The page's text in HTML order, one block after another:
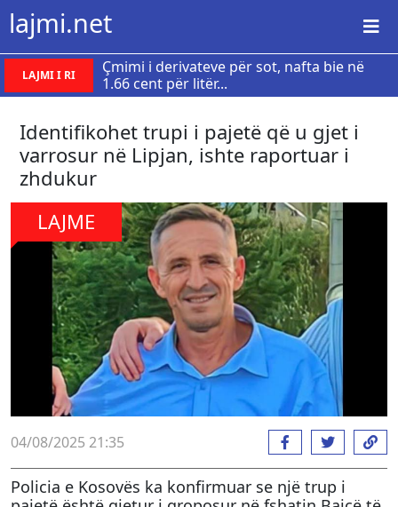
lajmi.net
LAJMI I RI
Çmimi i derivateve për sot, nafta bie në
1.66 cent për litër...
Identifikohet trupi i pajetë që u gjet i
varrosur në Lipjan, ishte raportuar i
zhdukur
LAJME
04/08/2025 21:35
Policia e Kosovës ka konfirmuar se një trup i